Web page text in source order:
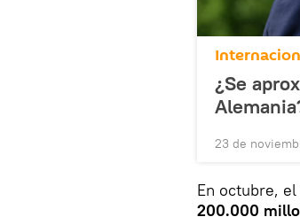
¿Se
23 de
En octubre, el
200.000